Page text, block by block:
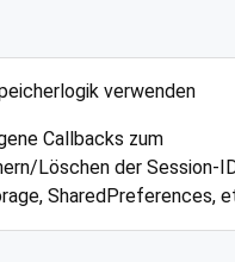
verwenden
Callbacks zum
Löschen der Session-
SharedPreferences,